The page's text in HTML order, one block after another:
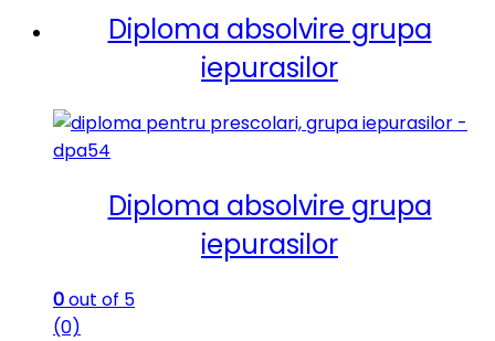
Diploma absolvire grupa
iepurasilor
Diploma absolvire grupa
iepurasilor
0out of 5
(0)